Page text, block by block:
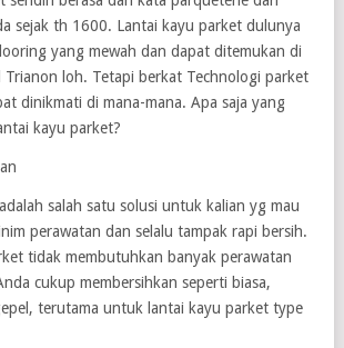
sejak th 1600. Lantai kayu parket dulunya
yang mewah dan dapat ditemukan di
Trianon loh. Tetapi berkat Technologi parket
dinikmati di mana-mana. Apa saja yang
kayu parket?
salah satu solusi untuk kalian yg mau
perawatan dan selalu tampak rapi bersih.
tidak membutuhkan banyak perawatan
cukup membersihkan seperti biasa,
terutama untuk lantai kayu parket type